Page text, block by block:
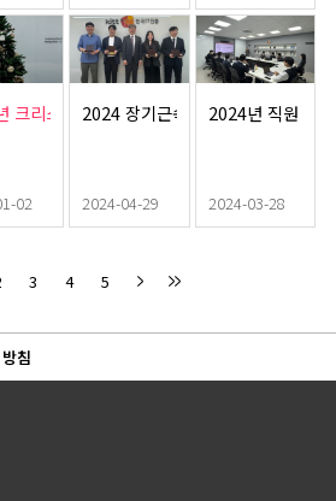
니다.
크리스마스
02
2024 장기근속포상
2024-04-29
2024년 직원 교육
2024-03-28
3 4 5
침